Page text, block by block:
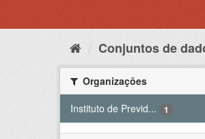
Conjuntos de
Organizações
Instituto de Previd...
1